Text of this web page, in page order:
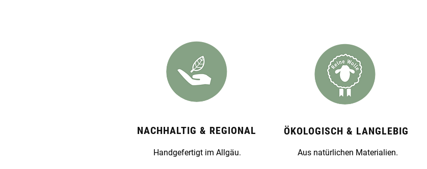
NACHHALTIG & REGIONAL
Handgefertigt im Allgäu.
ÖKOLOGISCH & LANGLEBIG
Aus natürlichen Materialien.